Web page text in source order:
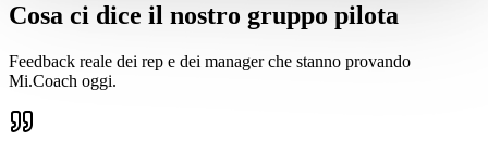
Cosa ci dice il nostro gruppo pilota
Feedback reale dei rep e dei manager che stanno provando
Mi.Coach oggi.